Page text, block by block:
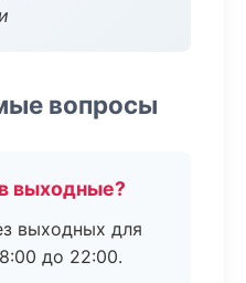
вопросы
выходные?
выходных для
до 22:00.